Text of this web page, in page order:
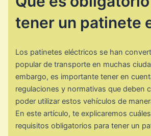
tener un patinete
Los patinetes eléctricos se han
popular de transporte en muchas
embargo, es importante tener en
regulaciones y normativas que deben
poder utilizar estos vehículos de
En este artículo, te explicaremos
requisitos obligatorios para tener un